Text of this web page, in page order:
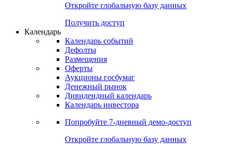
Откройте глобальную базу данных
Получить доступ
Календарь
Календарь событий
Дефолты
Размещения
Оферты
Аукционы госбумаг
Денежный рынок
Дивидендный календарь
Календарь инвестора
Попробуйте 7-дневный демо-доступ
Откройте глобальную базу данных